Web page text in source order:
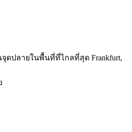
จุดปลายในพื้นที่ที่ไกลที่สุด Frankfurt,